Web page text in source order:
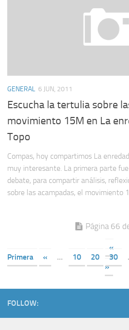
GENERAL 6 JUN, 2011
Escucha la tertulia sobre
movimiento 15M en La
Topo
Compas, hoy compartimos La
muy interesante. La primera parte fue
debate, para compartir análisis,
sobre las acampadas, el movimiento
Página 66
«
Primera
« ... 10 20 30
»
FOLLOW: